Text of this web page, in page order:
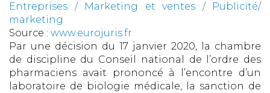
Entreprises / Marketing et ventes /
Publicité/
marketing
Source : www.eurojuris.fr
Par une décision du 17 janvier 2020, la chambre
de discipline du Conseil national de l’ordre des
pharmaciens avait prononcé à l’encontre d’un
laboratoire de biologie médicale, la sanction de